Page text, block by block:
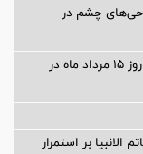
چشم در
اسامی شعب کشیک موسسه اعتباری ملل در روز 15 مرداد ماه در
الانبیا بر استمرار